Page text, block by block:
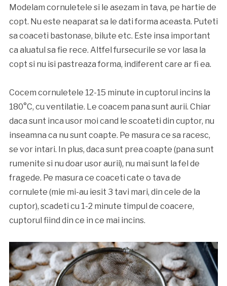
Modelam cornuletele si le asezam in tava, pe hartie de
copt. Nu este neaparat sa le dati forma aceasta. Puteti
sa coaceti bastonase, bilute etc. Este insa important
ca aluatul sa fie rece. Altfel fursecurile se vor lasa la
copt si nu isi pastreaza forma, indiferent care ar fi ea.
Cocem cornuletele 12-15 minute in cuptorul incins la
180°C, cu ventilatie. Le coacem pana sunt aurii. Chiar
daca sunt inca usor moi cand le scoateti din cuptor, nu
inseamna ca nu sunt coapte. Pe masura ce sa racesc,
se vor intari. In plus, daca sunt prea coapte (pana sunt
rumenite si nu doar usor aurii), nu mai sunt la fel de
fragede. Pe masura ce coaceti cate o tava de
cornulete (mie mi-au iesit 3 tavi mari, din cele de la
cuptor), scadeti cu 1-2 minute timpul de coacere,
cuptorul fiind din ce in ce mai incins.